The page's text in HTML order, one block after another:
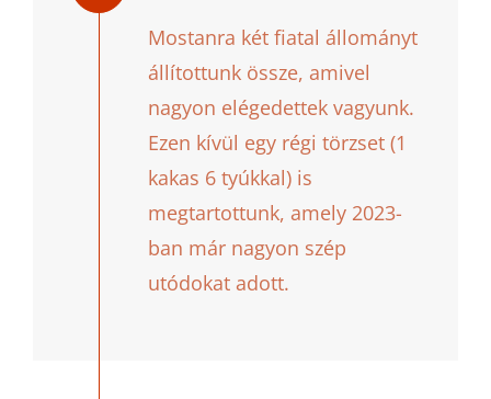
Mostanra két fiatal állományt
állítottunk össze, amivel
nagyon elégedettek vagyunk.
Ezen kívül egy régi törzset (1
kakas 6 tyúkkal) is
megtartottunk, amely 2023-
ban már nagyon szép
utódokat adott.